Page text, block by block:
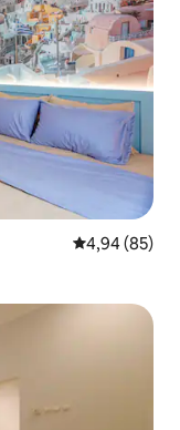
Évaluation
4,94 (85)